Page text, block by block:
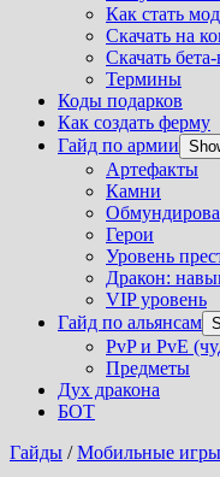
Как стать
Скачать на
Скачать
Термины
Коды подарков
Как создать ферму
Гайд по армии
Артефакты
Камни
Герои
Уровень
Дракон:
VIP уровень
Гайд по альянсам
PvP и PvE
Предметы
Дух дракона
БОТ
Гайды /Мобильные игры